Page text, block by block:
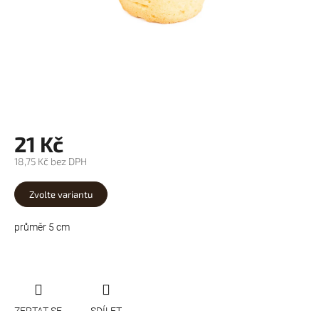
21 Kč
18,75 Kč bez DPH
Měrná
cena:Zvolte variantu
průměr 5 cm